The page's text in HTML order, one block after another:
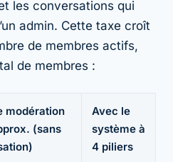
les conversations qui
admin. Cette taxe croît
de membres actifs,
de membres :
modération
(sans
Avec le
système à
4 piliers